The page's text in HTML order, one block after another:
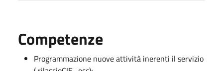
Competenze
Programmazione nuove attività inerenti il servizio